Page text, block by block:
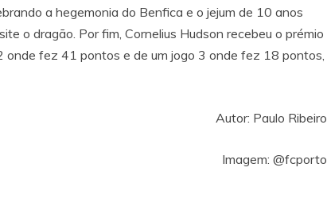
a hegemonia do Benfica e o jejum de 10 anos
o dragão. Por fim, Cornelius Hudson recebeu o prémio
onde fez 41 pontos e de um jogo 3 onde fez 18 pontos,
Autor: Paulo Ribeiro
Imagem: @fcporto